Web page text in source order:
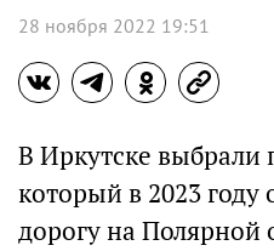
28 ноября 2022 19:51
В Иркутске выбрали
который в 2023 году
дорогу на Полярной